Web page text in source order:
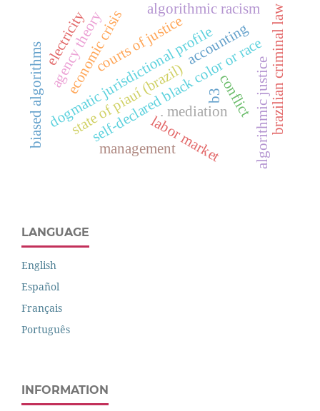
economic crisis
self-declared black color or race
labor market
state of piauí (brazil) brazilian criminal law
courts of justice
dogmatic jurisdictional profileconflict
. mediation
agency theory
electricity
biased algorithms
algorithmic racism
algorithmic justice
management
accounting
b3
LANGUAGE
English
Español
Français
Português
INFORMATION